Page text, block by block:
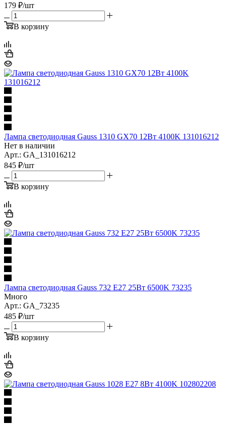
179 ₽/шт
В корзину
Лампа светодиодная Gauss 1310 GX70 12Вт 4100K 131016212
Нет в наличии
Арт.: GA_131016212
845 ₽/шт
В корзину
Лампа светодиодная Gauss 732 E27 25Вт 6500K 73235
Много
Арт.: GA_73235
485 ₽/шт
В корзину